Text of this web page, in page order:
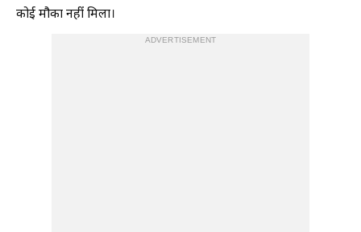
कोई मौका नहीं मिला।
ADVERTISEMENT